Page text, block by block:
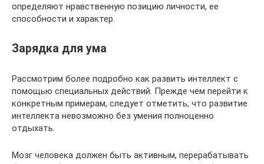
определяют нравственную позицию личности, ее
способности и характер.
Зарядка для ума
Рассмотрим более подробно как развить интеллект с
помощью специальных действий. Прежде чем перейти к
конкретным примерам, следует отметить, что развитие
интеллекта невозможно без умения полноценно
отдыхать.
Мозг человека должен быть активным, перерабатывать